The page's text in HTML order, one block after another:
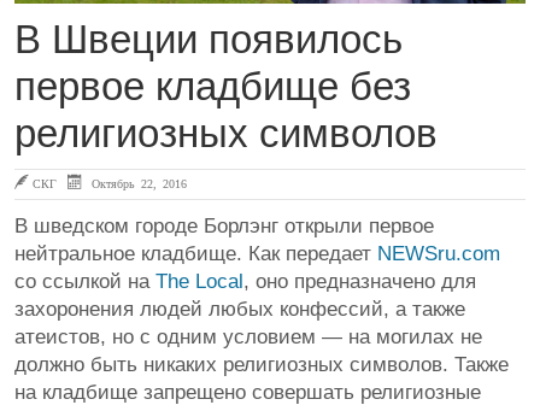
В Швеции появилось
первое кладбище без
религиозных символов
СКГ Октябрь 22, 2016
В шведском городе Борлэнг открыли первое
нейтральное кладбище. Как передает NEWSru.com
со ссылкой на The Local, оно предназначено для
захоронения людей любых конфессий, а также
атеистов, но с одним условием — на могилах не
должно быть никаких религиозных символов. Также
на кладбище запрещено совершать религиозные